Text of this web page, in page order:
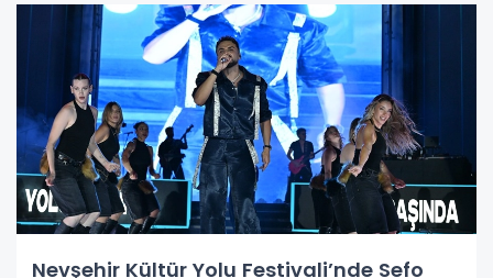
Nevşehir Kültür Yolu Festivali’nde Sefo